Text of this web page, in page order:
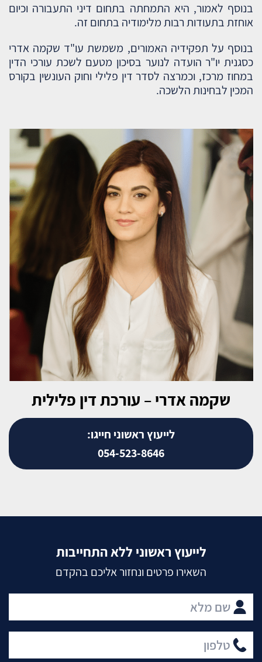
בנוסף לאמור, היא התמחתה בתחום דיני התעבורה וכיום
אוחזת בתעודות רבות מלימודיה בתחום זה.
בנוסף על תפקידיה האמורים, משמשת עו"ד שקמה אדרי
כסגנית יו"ר הועדה לנוער בסיכון מטעם לשכת עורכי הדין
במחוז מרכז, וכמרצה לסדר דין פלילי וחוק העונשין בקורס
המכין לבחינות הלשכה.
שקמה אדרי – עורכת דין פלילית
לייעוץ ראשוני חייגו:
054-523-8646
לייעוץ ראשוני ללא התחייבות
השאירו פרטים ונחזור אליכם בהקדם